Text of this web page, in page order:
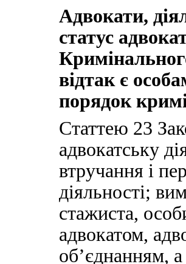
Адвокати,
статус
відтак є
порядок
Статтею 23
адвокатську
втручання і
діяльності;
стажиста,
адвокатом,
об’єднанням,